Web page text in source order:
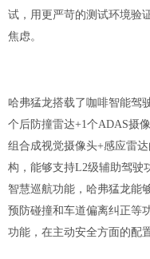
试，用更严苛的测试环境验
焦虑。
哈弗猛龙搭载了咖啡智能驾
个后防撞雷达+1个ADAS摄
组合成视觉摄像头+感应雷
构，能够支持L2级辅助驾驶
智慧巡航功能，哈弗猛龙能
预防碰撞和车道偏离纠正等
功能，在主动安全方面的配